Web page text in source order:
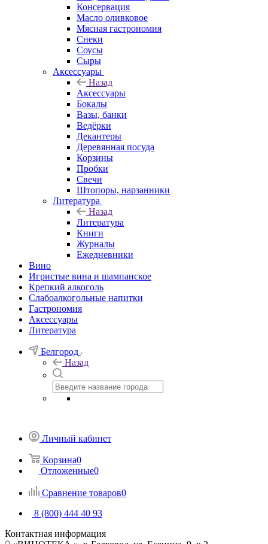
Консервация
Масло оливковое
Мясная гастрономия
Снеки
Соусы
Сыры
Аксессуары
Назад
Аксессуары
Бокалы
Вазы, банки
Ведёрки
Декантеры
Деревянная посуда
Корзины
Пробки
Свечи
Штопоры, нарзанники
Литература
Назад
Литература
Книги
Журналы
Ежедневники
Вино
Игристые вина и шампанское
Крепкий алкоголь
Слабоалкогольные напитки
Гастрономия
Аксессуары
Литература
Белгород
Назад
Личный кабинет
Корзина0
Отложенные0
Сравнение товаров0
8 (800) 444 40 93
Контактная информация